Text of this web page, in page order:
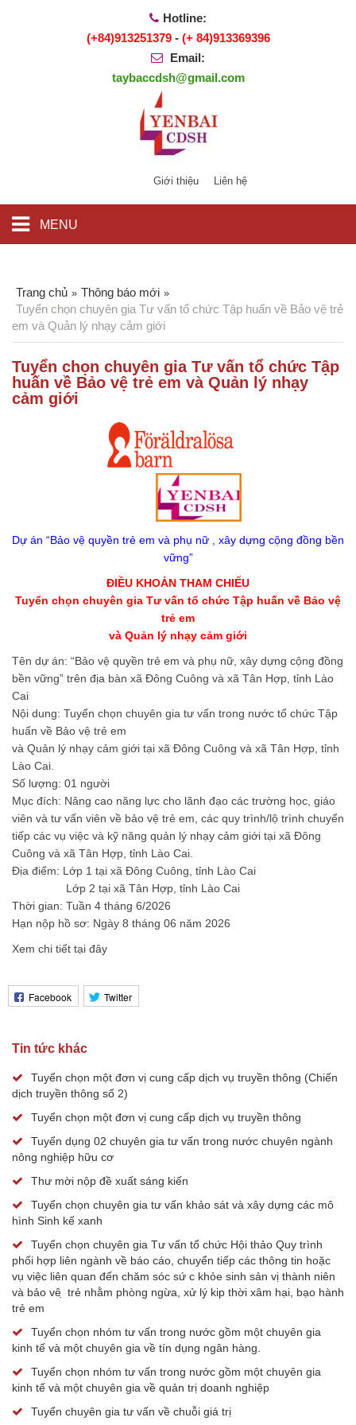
Hotline:
(+84)913251379- (+ 84)913369396
Email:
taybaccdsh@gmail.com
Giới thiệu Liên hệ
MENU
Trang chủ » Thông báo mới »
Tuyển chọn chuyên gia Tư vấn tổ chức Tập huấn về Bảo vệ trẻ
em và Quản lý nhạy cảm giới
Tuyển chọn chuyên gia Tư vấn tổ chức Tập
huấn về Bảo vệ trẻ em và Quản lý nhạy
cảm giới
Dự án “Bảo vệ quyền trẻ em và phụ nữ , xây dựng cộng đồng bền
vững”
ĐIỀU KHOẢN THAM CHIẾU
Tuyển chọn chuyên gia Tư vấn tổ chức Tập huấn về Bảo vệ
trẻ em
và Quản lý nhạy cảm giới
Tên dự án: “Bảo vệ quyền trẻ em và phụ nữ, xây dựng cộng đồng
bền vững” trên địa bàn xã Đông Cuông và xã Tân Hợp, tỉnh Lào
Cai
Nội dung: Tuyển chọn chuyên gia tư vấn trong nước tổ chức Tập
huấn về Bảo vệ trẻ em
và Quản lý nhạy cảm giới tại xã Đông Cuông và xã Tân Hợp, tỉnh
Lào Cai.
Số lượng: 01 người
Mục đích: Nâng cao năng lực cho lãnh đạo các trường học, giáo
viên và tư vấn viên về bảo vệ trẻ em, các quy trình/lộ trình chuyển
tiếp các vụ việc và kỹ năng quản lý nhạy cảm giới tại xã Đông
Cuông và xã Tân Hợp, tỉnh Lào Cai.
Địa điểm: Lớp 1 tại xã Đông Cuông, tỉnh Lào Cai
Lớp 2 tại xã Tân Hợp, tỉnh Lào Cai
Thời gian: Tuần 4 tháng 6/2026
Hạn nộp hồ sơ: Ngày 8 tháng 06 năm 2026
Xem chi tiết tại đây
Facebook Twitter
Tin tức khác
Tuyển chọn một đơn vị cung cấp dịch vụ truyền thông (Chiến
dịch truyền thông số 2)
Tuyển chọn một đơn vị cung cấp dịch vụ truyền thông
Tuyển dụng 02 chuyên gia tư vấn trong nước chuyên ngành
nông nghiệp hữu cơ
Thư mời nộp đề xuất sáng kiến
Tuyển chọn chuyên gia tư vấn khảo sát và xây dựng các mô
hình Sinh kế xanh
Tuyển chọn chuyên gia Tư vấn tổ chức Hội thảo Quy trình
phối hợp liên ngành về báo cáo, chuyển tiếp các thông tin hoặc
vụ việc liên quan đến chăm sóc sứ c khỏe sinh sản vị thành niên
và bảo vê ̣ trẻ nhằm phòng ngừa, xử lý kip thời xâm hại, bạo hành
trẻ em
Tuyển chọn nhóm tư vấn trong nước gồm một chuyên gia
kinh tế và một chuyên gia về tín dụng ngân hàng.
Tuyển chọn nhóm tư vấn trong nước gồm một chuyên gia
kinh tế và một chuyên gia về quản trị doanh nghiệp
Tuyển chuyên gia tư vấn về chuỗi giá trị